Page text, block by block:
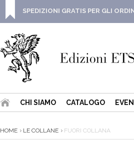
SPEDIZIONI GRATIS PER GLI
CHI SIAMO CATALOGO
HOME LE COLLANE FUORI COLLANA